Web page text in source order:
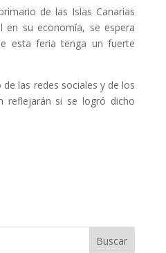
de las Islas Canarias
en su economía, se espera
esta feria tenga un fuerte
las redes sociales y de los
reflejarán si se logró dicho
Buscar